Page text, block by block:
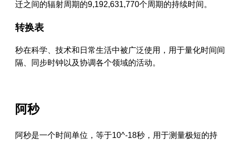
迁之间的辐射周期的9,192,631,770个周期的持续时间。
转换表
秒在科学、技术和日常生活中被广泛使用，用于量化时间间
隔、同步时钟以及协调各个领域的活动。
阿秒
阿秒是一个时间单位，等于10^-18秒，用于测量极短的持